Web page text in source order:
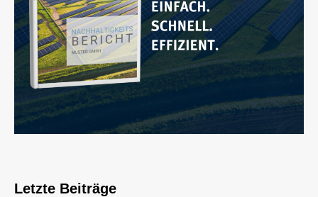
Letzte Beiträge